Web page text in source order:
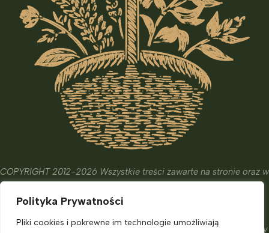
Polityka Prywatności
Pliki cookies i pokrewne im technologie umożliwiają
COPYRIGHT 2012-2026 Wszystkie treści zawarte na stronie oraz w
edukacyjny, informacyjny oraz hobbistyczny.
chorobom. Nie zastąpią one porady eksperta, o którą powinniśmy